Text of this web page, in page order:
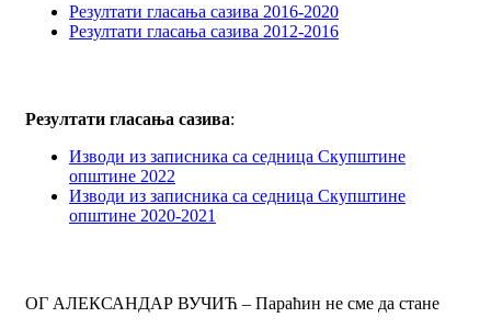
Резултати гласања сазива 2016-2020
Резултати гласања сазива 2012-2016
Резултати гласања сазива:
Изводи из записника са седница Скупштине
општине 2022
Изводи из записника са седница Скупштине
општине 2020-2021
ОГ АЛЕКСАНДАР ВУЧИЋ – Параћин не сме да стане